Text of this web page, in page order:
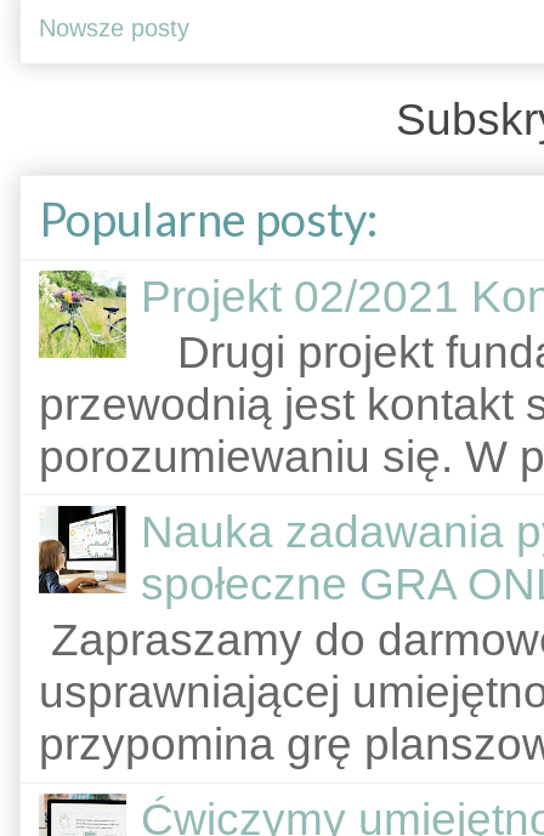
Nowsze posty
Popularne posty:
Projekt 02/2021
Drugi projekt
przewodnią jest kontakt
porozumiewaniu się. W
Nauka zadawania
społeczne GRA
Zapraszamy do
usprawniającej
przypomina grę
Ćwiczymy